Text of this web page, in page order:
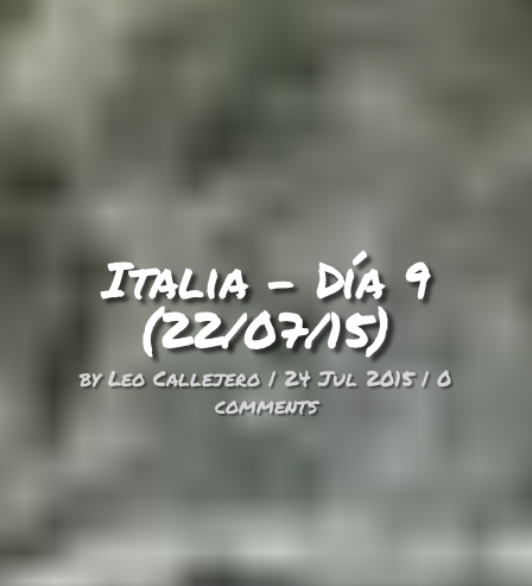
Italia – Día 9
(22/07/15)
byLeo Callejero|24 Jul 2015|0
comments